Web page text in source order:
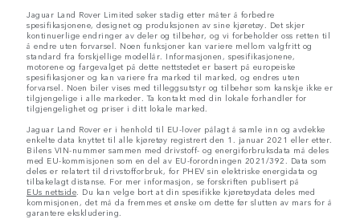
Jaguar Land Rover Limited søker stadig etter måter å forbedre
spesifikasjonene, designet og produksjonen av sine kjøretøy. Det skjer
kontinuerlige endringer av deler og tilbehør, og vi forbeholder oss retten til
å endre uten forvarsel. Noen funksjoner kan variere mellom valgfritt og
standard fra forskjellige modellår. Informasjonen, spesifikasjonene,
motorene og fargevalget på dette nettstedet er basert på europeiske
spesifikasjoner og kan variere fra marked til marked, og endres uten
forvarsel. Noen biler vises med tilleggsutstyr og tilbehør som kanskje ikke er
tilgjengelige i alle markeder. Ta kontakt med din lokale forhandler for
tilgjengelighet og priser i ditt lokale marked.
Jaguar Land Rover er i henhold til EU-lover pålagt å samle inn og avdekke
enkelte data knyttet til alle kjøretøy registrert den 1. januar 2021 eller etter.
Bilens VIN-nummer sammen med drivstoff- og energiforbruksdata må deles
med EU-kommisjonen som en del av EU-forordningen 2021/392. Data som
deles er relatert til drivstofforbruk, for PHEV sin elektriske energidata og
tilbakelagt distanse. For mer informasjon, se forskriften publisert på
EUs nettside. Du kan velge bort at din spesifikke kjøretøydata deles med
kommisjonen, det må da fremmes et ønske om dette før slutten av mars for å
garantere ekskludering.